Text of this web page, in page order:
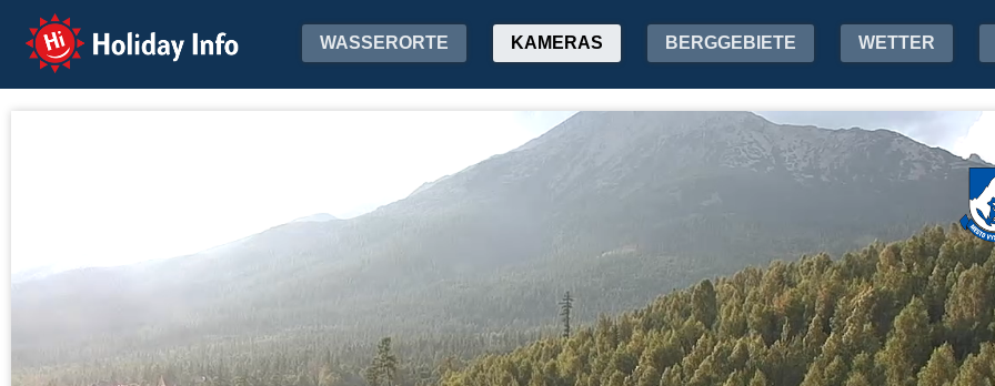
Holiday Info WASSERORTE KAMERAS BERGGEBIETE WETTER